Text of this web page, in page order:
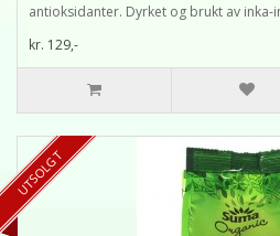
antioksidanter. Dyrket og brukt av inka-
kr. 129,-
UTSOLGT